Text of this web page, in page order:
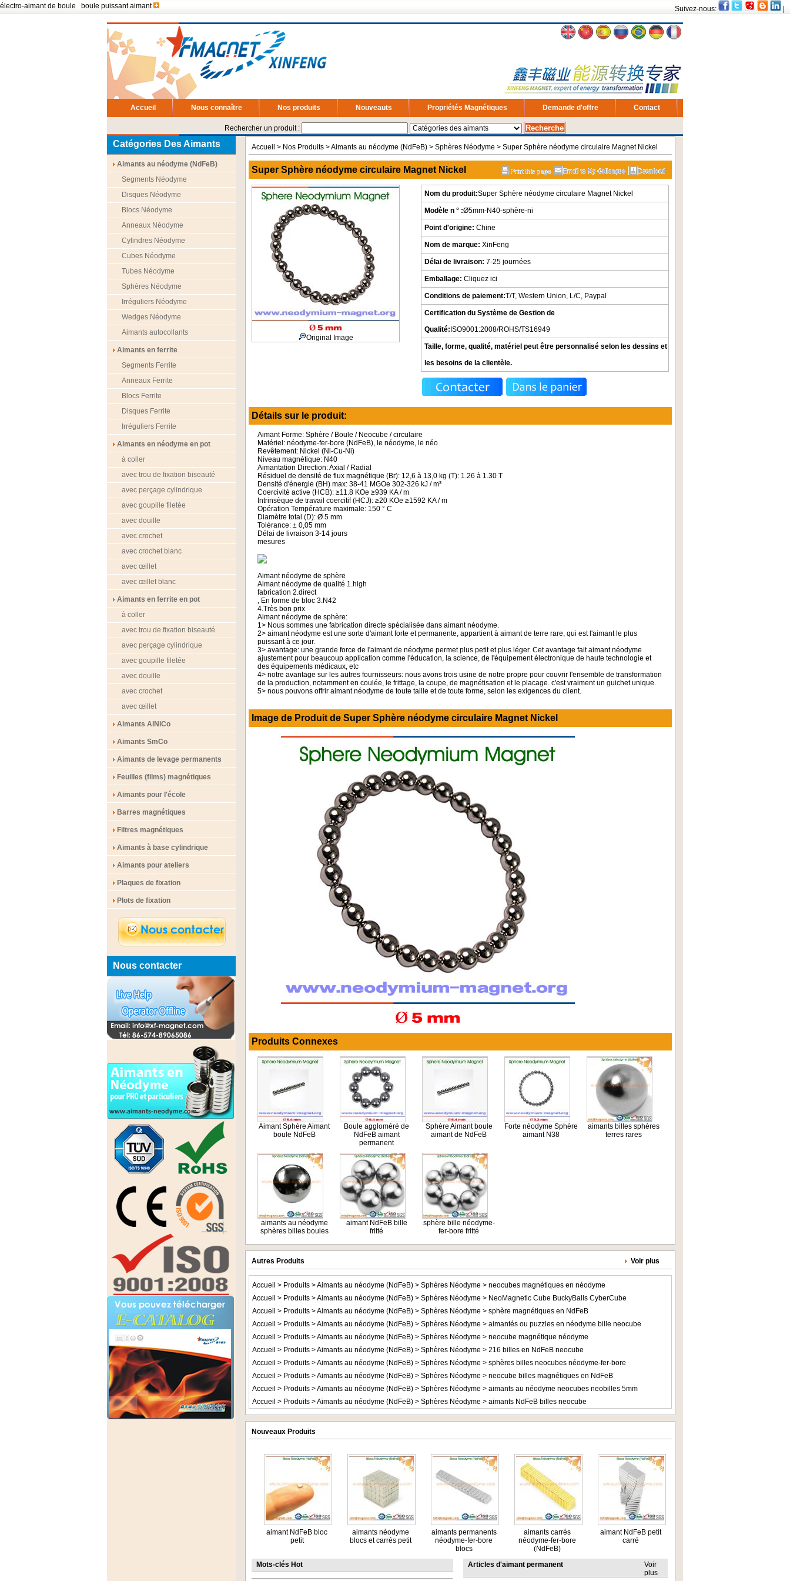
électro-aimant de boule boule puissant aimant Suivez-nous:
Accueil Nous connaître Nos produits Nouveauts Propriétés Magnétiques Demande d'offre Contact
Rechercher un produit :
Catégories Des Aimants
Aimants au néodyme (NdFeB)
Segments Néodyme
Disques Néodyme
Blocs Néodyme
Anneaux Néodyme
Cylindres Néodyme
Cubes Néodyme
Tubes Néodyme
Sphères Néodyme
Irréguliers Néodyme
Wedges Néodyme
Aimants autocollants
Aimants en ferrite
Segments Ferrite
Anneaux Ferrite
Blocs Ferrite
Disques Ferrite
Irréguliers Ferrite
Aimants en néodyme en pot
à coller
avec trou de fixation biseauté
avec perçage cylindrique
avec goupille filetée
avec douille
avec crochet
avec crochet blanc
avec œillet
avec œillet blanc
Aimants en ferrite en pot
à coller
avec trou de fixation biseauté
avec perçage cylindrique
avec goupille filetée
avec douille
avec crochet
avec œillet
Aimants AlNiCo
Aimants SmCo
Aimants de levage permanents
Feuilles (films) magnétiques
Aimants pour l'école
Barres magnétiques
Filtres magnétiques
Aimants à base cylindrique
Aimants pour ateliers
Plaques de fixation
Plots de fixation
Nous contacter
Accueil > Nos Produits >Aimants au néodyme (NdFeB) > Sphères Néodyme > Super Sphère néodyme circulaire Magnet Nickel
Super Sphère néodyme circulaire Magnet Nickel
Original Image
Nom du produit:Super Sphère néodyme circulaire Magnet Nickel
Modèle n ° :Ø5mm-N40-sphère-ni
Point d'origine: Chine
Nom de marque: XinFeng
Délai de livraison: 7-25 journées
Emballage: Cliquez ici
Conditions de paiement:T/T, Western Union, L/C, Paypal
Certification du Système de Gestion de
Qualité: ISO9001:2008/ROHS/TS16949
Taille, forme, qualité, matériel peut être personnalisé selon les dessins et
les besoins de la clientèle.
Détails sur le produit:
Aimant Forme: Sphère / Boule / Neocube / circulaire
Matériel: néodyme-fer-bore (NdFeB), le néodyme, le néo
Revêtement: Nickel (Ni-Cu-Ni)
Niveau magnétique: N40
Aimantation Direction: Axial / Radial
Résiduel de densité de flux magnétique (Br): 12,6 à 13,0 kg (T): 1.26 à 1.30 T
Densité d'énergie (BH) max: 38-41 MGOe 302-326 kJ / m³
Coercivité active (HCB): ≥11.8 KOe ≥939 KA / m
Intrinsèque de travail coercitif (HCJ): ≥20 KOe ≥1592 KA / m
Opération Température maximale: 150 ° C
Diamètre total (D): Ø 5 mm
Tolérance: ± 0,05 mm
Délai de livraison 3-14 jours
mesures
Aimant néodyme de sphère
Aimant néodyme de qualité 1.high
fabrication 2.direct
, En forme de bloc 3.N42
4.Très bon prix
Aimant néodyme de sphère:
1> Nous sommes une fabrication directe spécialisée dans aimant néodyme.
2> aimant néodyme est une sorte d'aimant forte et permanente, appartient à aimant de terre rare, qui est l'aimant le plus
puissant à ce jour.
3> avantage: une grande force de l'aimant de néodyme permet plus petit et plus léger. Cet avantage fait aimant néodyme
ajustement pour beaucoup application comme l'éducation, la science, de l'équipement électronique de haute technologie et
des équipements médicaux, etc
4> notre avantage sur les autres fournisseurs: nous avons trois usine de notre propre pour couvrir l'ensemble de transformation
de la production, notamment en coulée, le frittage, la coupe, de magnétisation et le placage. c'est vraiment un guichet unique.
5> nous pouvons offrir aimant néodyme de toute taille et de toute forme, selon les exigences du client.
Image de Produit de Super Sphère néodyme circulaire Magnet Nickel
Produits Connexes
Aimant Sphère Aimant
boule NdFeB
Boule aggloméré de
NdFeB aimant
permanent
Sphère Aimant boule
aimant de NdFeB
Forte néodyme Sphère
aimant N38
aimants billes sphères
terres rares
aimants au néodyme
sphères billes boules
aimant NdFeB bille
fritté
sphère bille néodyme-
fer-bore fritté
Autres Produits Voir plus
Accueil > Produits >Aimants au néodyme (NdFeB) > Sphères Néodyme > neocubes magnétiques en néodyme
Accueil > Produits >Aimants au néodyme (NdFeB) > Sphères Néodyme > NeoMagnetic Cube BuckyBalls CyberCube
Accueil > Produits >Aimants au néodyme (NdFeB) > Sphères Néodyme > sphère magnétiques en NdFeB
Accueil > Produits >Aimants au néodyme (NdFeB) > Sphères Néodyme > aimantés ou puzzles en néodyme bille neocube
Accueil > Produits >Aimants au néodyme (NdFeB) > Sphères Néodyme > neocube magnétique néodyme
Accueil > Produits >Aimants au néodyme (NdFeB) > Sphères Néodyme > 216 billes en NdFeB neocube
Accueil > Produits >Aimants au néodyme (NdFeB) > Sphères Néodyme > sphères billes neocubes néodyme-fer-bore
Accueil > Produits >Aimants au néodyme (NdFeB) > Sphères Néodyme > neocube billes magnétiques en NdFeB
Accueil > Produits >Aimants au néodyme (NdFeB) > Sphères Néodyme > aimants au néodyme neocubes neobilles 5mm
Accueil > Produits >Aimants au néodyme (NdFeB) > Sphères Néodyme > aimants NdFeB billes neocube
Nouveaux Produits
aimant NdFeB bloc
petit
aimants néodyme
blocs et carrés petit
aimants permanents
néodyme-fer-bore
blocs
aimants carrés
néodyme-fer-bore
(NdFeB)
aimant NdFeB petit
carré
Mots-clés Hot Articles d'aimant permanent
Voir
plus